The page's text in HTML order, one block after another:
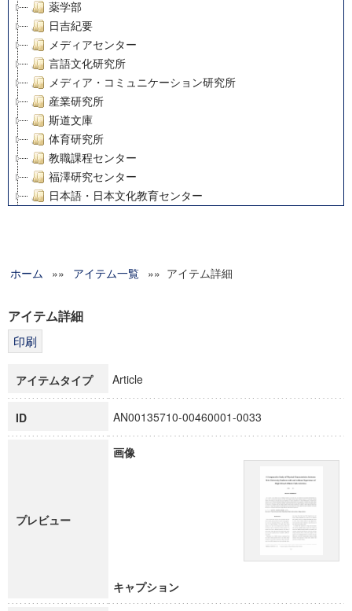
薬学部
日吉紀要
メディアセンター
言語文化研究所
メディア・コミュニケーション研究所
産業研究所
斯道文庫
体育研究所
教職課程センター
福澤研究センター
日本語・日本文化教育センター
グローバルリサーチインスティテュート
科学研究費補助金研究成果報告書
博士課程教育リーディングプログラム「超成熟社会発展のサ
ホーム »» アイテム一覧 »» アイテム詳細
アイテム詳細
アイテムタイプ Article
ID AN00135710-00460001-0033
プレビュー
画像
キャプション